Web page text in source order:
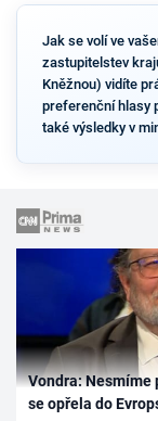
Jak se volí ve
zastupitelstev
Kněžnou) vidíte
preferenční hlasy
také výsledky v
Vondra: Nesmíme
se opřela do